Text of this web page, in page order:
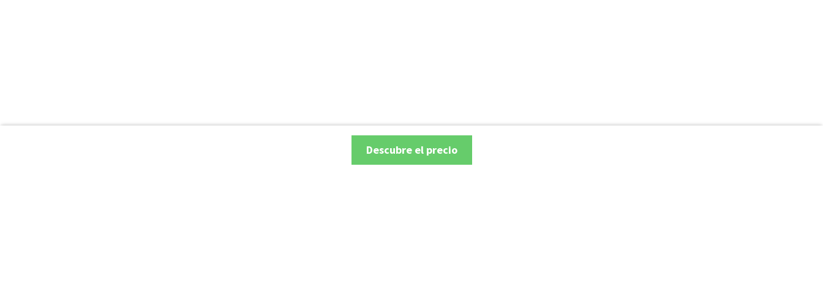
Descubre el precio